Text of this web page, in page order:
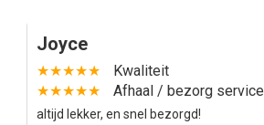
Joyce
★★★★★
Kwaliteit
★★★★★
Afhaal / bezorg service
altijd lekker, en snel bezorgd!